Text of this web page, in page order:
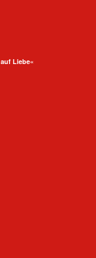
Liebe«